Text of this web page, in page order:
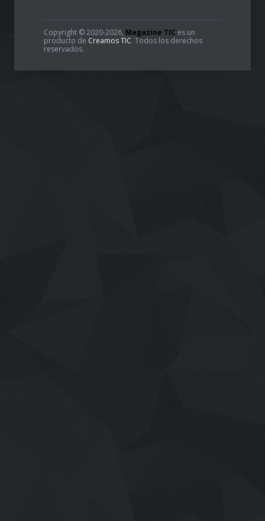
Copyright © 2020-2026,Magazine TIC es un
producto de Creamos TIC. Todos los derechos
reservados.